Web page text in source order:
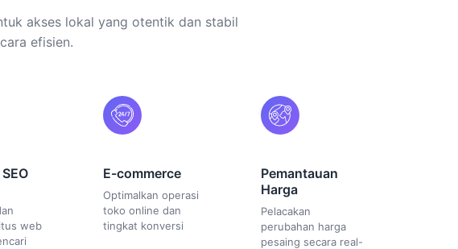
akses lokal yang otentik dan stabil
efisien.
web
E-commerce
Optimalkan operasi
toko online dan
tingkat konversi
Pemantauan
Harga
Pelacakan
perubahan harga
pesaing secara real-